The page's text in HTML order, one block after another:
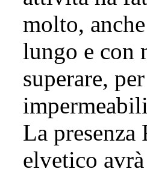
molto,
lungo e con
superare,
La
elvetico